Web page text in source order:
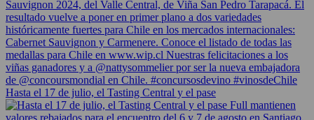
Hasta el 17 de julio, el Tasting Central y el pase